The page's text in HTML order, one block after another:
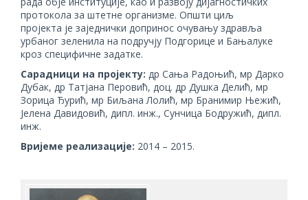
протокола за штетне организме. Општи циљ
пројекта је заједнички допринос очувању здравља
урбаног зеленила на подручју Подгорице и Бањалуке
кроз специфичне задатке.
Сарадници на пројекту: др Сања Радоњић, мр Дарко
Дубак, др Татјана Перовић, доц. др Душка Делић, мр
Зорица Ђурић, мр Биљана Лолић, мр Бранимир Њежић,
Јелена Давидовић, дипл. инж., Сунчица Бодружић, дипл.
инж.
Вријеме реализације: 2014 – 2015.